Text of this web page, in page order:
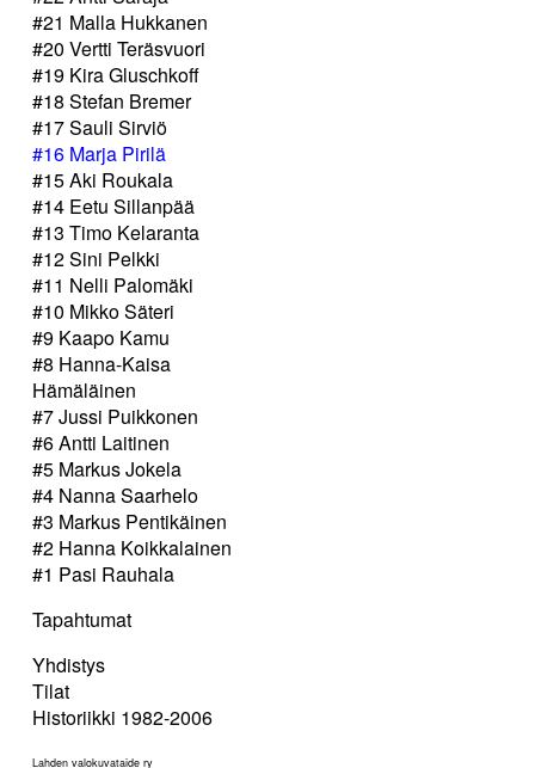
#21 Malla Hukkanen
#20 Vertti Teräsvuori
#19 Kira Gluschkoff
#18 Stefan Bremer
#17 Sauli Sirviö
#16 Marja Pirilä
#15 Aki Roukala
#14 Eetu Sillanpää
#13 Timo Kelaranta
#12 Sini Pelkki
#11 Nelli Palomäki
#10 Mikko Säteri
#9 Kaapo Kamu
#8 Hanna-Kaisa
Hämäläinen
#7 Jussi Puikkonen
#6 Antti Laitinen
#5 Markus Jokela
#4 Nanna Saarhelo
#3 Markus Pentikäinen
#2 Hanna Koikkalainen
#1 Pasi Rauhala
Tapahtumat
Yhdistys
Tilat
Historiikki 1982-2006
Lahden valokuvataide ry